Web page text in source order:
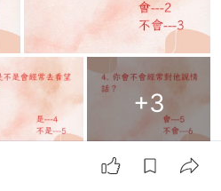
+3